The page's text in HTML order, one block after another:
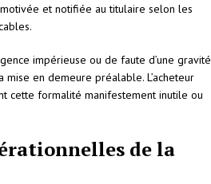
et notifiée au titulaire selon les
impérieuse ou de faute d’une gravité
en demeure préalable. L’acheteur
cette formalité manifestement inutile ou
de la